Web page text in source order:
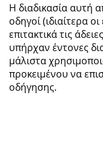
Η διαδικασία αυτή
οδηγοί (ιδιαίτερα
επιτακτικά τις
υπήρχαν έντονες
μάλιστα
προκειμένου να
οδήγησης.